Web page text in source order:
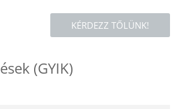
KÉRDEZZ TŐLÜNK!
(GYIK)